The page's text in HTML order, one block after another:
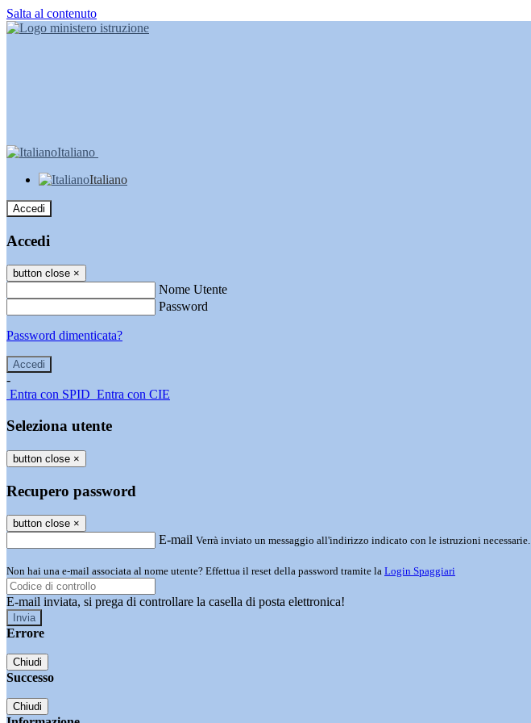
Salta al contenuto
Italiano
Italiano
Accedi
Accedi
button close ×
Nome Utente
Password
Password dimenticata?
-
Entra con SPID Entra con CIE
Seleziona utente
button close ×
Recupero password
button close ×
E-mail Verrà inviato un messaggio all'indirizzo indicato con le istruzioni necessarie.
Non hai una e-mail associata al nome utente? Effettua il reset della password tramite la Login Spaggiari
E-mail inviata, si prega di controllare la casella di posta elettronica!
Errore
Chiudi
Successo
Chiudi